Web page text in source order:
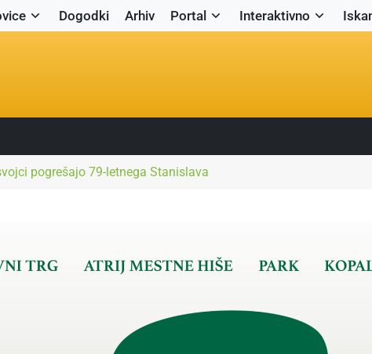
Dogodki Arhiv Portal Interaktivno
pogrešajo 79-letnega Stanislava